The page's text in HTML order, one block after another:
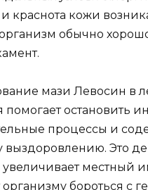
краснота кожи
обычно
мази Левосин в
помогает остановить
процессы и
выздоровлению. Это
увеличивает местный
организму бороться с